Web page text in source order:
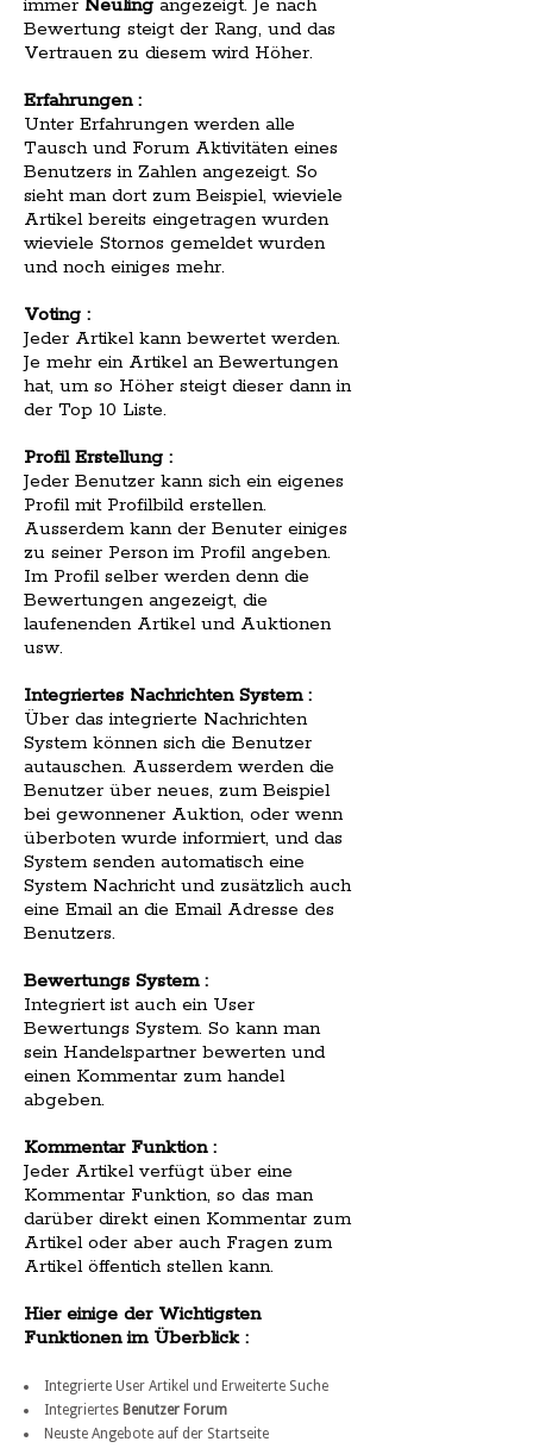
immer Neuling angezeigt. Je nach
Bewertung steigt der Rang, und das
Vertrauen zu diesem wird Höher.
Erfahrungen :
Unter Erfahrungen werden alle
Tausch und Forum Aktivitäten eines
Benutzers in Zahlen angezeigt. So
sieht man dort zum Beispiel, wieviele
Artikel bereits eingetragen wurden
wieviele Stornos gemeldet wurden
und noch einiges mehr.
Voting :
Jeder Artikel kann bewertet werden.
Je mehr ein Artikel an Bewertungen
hat, um so Höher steigt dieser dann in
der Top 10 Liste.
Profil Erstellung :
Jeder Benutzer kann sich ein eigenes
Profil mit Profilbild erstellen.
Ausserdem kann der Benuter einiges
zu seiner Person im Profil angeben.
Im Profil selber werden denn die
Bewertungen angezeigt, die
laufenenden Artikel und Auktionen
usw.
Integriertes Nachrichten System :
Über das integrierte Nachrichten
System können sich die Benutzer
autauschen. Ausserdem werden die
Benutzer über neues, zum Beispiel
bei gewonnener Auktion, oder wenn
überboten wurde informiert, und das
System senden automatisch eine
System Nachricht und zusätzlich auch
eine Email an die Email Adresse des
Benutzers.
Bewertungs System :
Integriert ist auch ein User
Bewertungs System. So kann man
sein Handelspartner bewerten und
einen Kommentar zum handel
abgeben.
Kommentar Funktion :
Jeder Artikel verfügt über eine
Kommentar Funktion, so das man
darüber direkt einen Kommentar zum
Artikel oder aber auch Fragen zum
Artikel öffentich stellen kann.
Hier einige der Wichtigsten
Funktionen im Überblick :
Integrierte User Artikel und Erweiterte Suche
Integriertes Benutzer Forum
Neuste Angebote auf der Startseite